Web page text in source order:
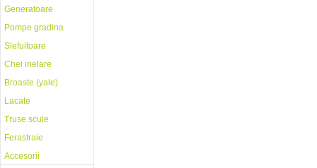
Generatoare
Pompe gradina
Slefuitoare
Chei inelare
Broaste (yale)
Lacate
Truse scule
Ferastraie
Accesorii